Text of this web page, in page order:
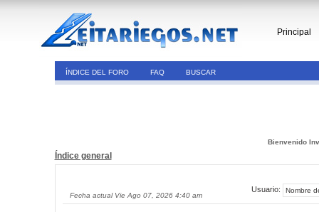
Principal
ÍNDICE DEL FORO FAQ BUSCAR
Bienvenido
Índice general
Fecha actual Vie Ago 07, 2026 4:40 am
Usuario: